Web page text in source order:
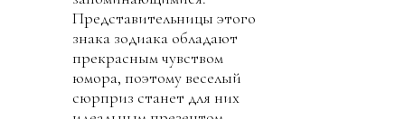
Представительницы этого
знака зодиака обладают
прекрасным чувством
юмора, поэтому веселый
сюрприз станет для них